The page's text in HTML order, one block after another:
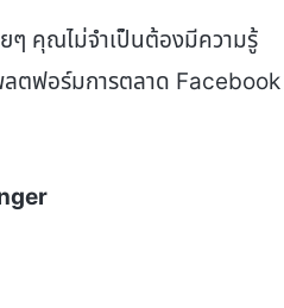
ๆ คุณไม่จำเป็นต้องมีความรู้
ลตฟอร์มการตลาด Facebook